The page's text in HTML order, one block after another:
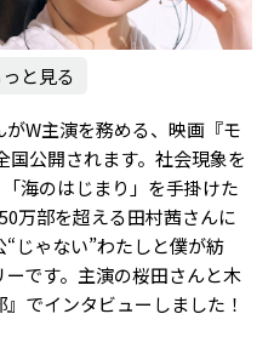
と見る
W主演を務める、映画『モ
国公開されます。社会現象を
海のはじまり」を手掛けた
万部を超える田村茜さんに
じゃない”わたしと僕が紡
です。主演の桜田さんと木
でインタビューしました！